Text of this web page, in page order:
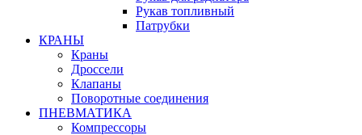
Рукав топливный
Патрубки
КРАНЫ
Краны
Дроссели
Клапаны
Поворотные соединения
ПНЕВМАТИКА
Компрессоры